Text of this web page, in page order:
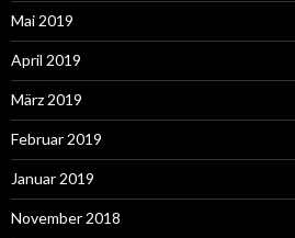
Mai 2019
April 2019
März 2019
Februar 2019
Januar 2019
November 2018